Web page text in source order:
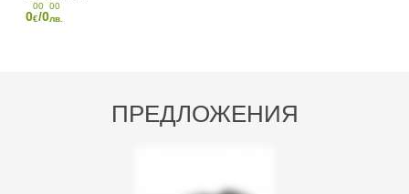
ПРЕДЛОЖЕНИЯ
0
00
€/0
00
лв.